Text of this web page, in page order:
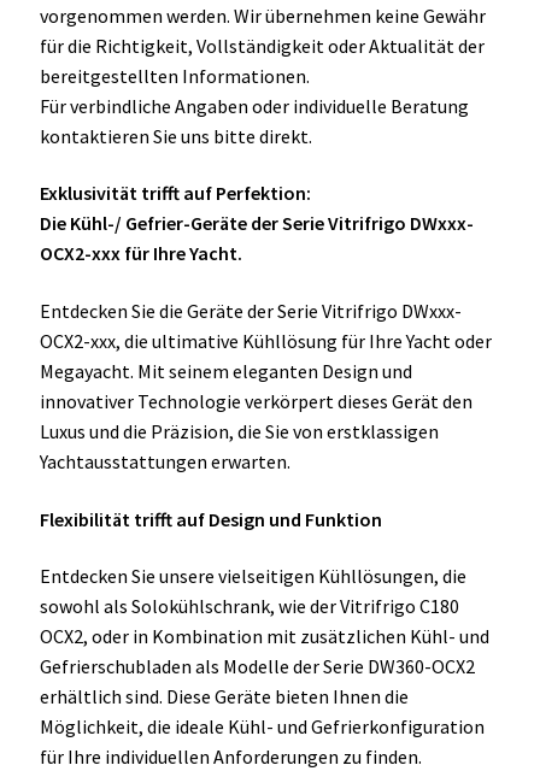
vorgenommen werden. Wir übernehmen keine Gewähr
für die Richtigkeit, Vollständigkeit oder Aktualität der
bereitgestellten Informationen.
Für verbindliche Angaben oder individuelle Beratung
kontaktieren Sie uns bitte direkt.
Exklusivität trifft auf Perfektion:
Die Kühl-/ Gefrier-Geräte der Serie Vitrifrigo DWxxx-
OCX2-xxx für Ihre Yacht.
Entdecken Sie die Geräte der Serie Vitrifrigo DWxxx-
OCX2-xxx, die ultimative Kühllösung für Ihre Yacht oder
Megayacht. Mit seinem eleganten Design und
innovativer Technologie verkörpert dieses Gerät den
Luxus und die Präzision, die Sie von erstklassigen
Yachtausstattungen erwarten.
Flexibilität trifft auf Design und Funktion
Entdecken Sie unsere vielseitigen Kühllösungen, die
sowohl als Solokühlschrank, wie der Vitrifrigo C180
OCX2, oder in Kombination mit zusätzlichen Kühl- und
Gefrierschubladen als Modelle der Serie DW360-OCX2
erhältlich sind. Diese Geräte bieten Ihnen die
Möglichkeit, die ideale Kühl- und Gefrierkonfiguration
für Ihre individuellen Anforderungen zu finden.